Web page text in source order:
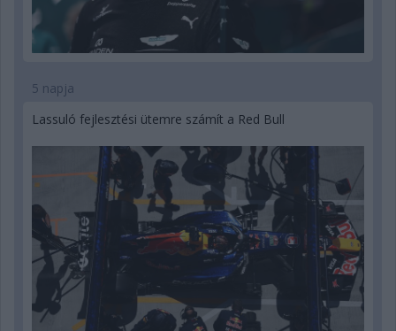
5 napja
Lassuló fejlesztési ütemre számít a Red Bull